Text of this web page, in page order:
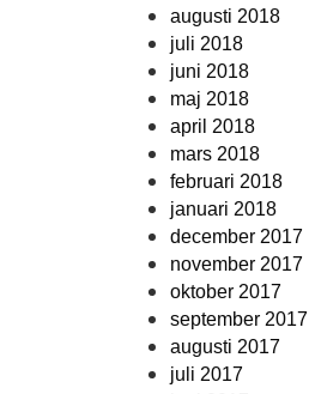
augusti 2018
juli 2018
juni 2018
maj 2018
april 2018
mars 2018
februari 2018
januari 2018
december 2017
november 2017
oktober 2017
september 2017
augusti 2017
juli 2017